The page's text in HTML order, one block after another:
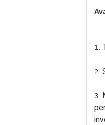
1.
2.
3.